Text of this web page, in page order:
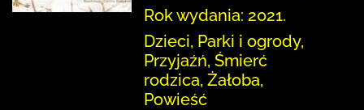
Rok wydania: 2021.
Dzieci, Parki i ogrody,
Przyjaźń, Śmierć
rodzica, Żałoba,
Powieść